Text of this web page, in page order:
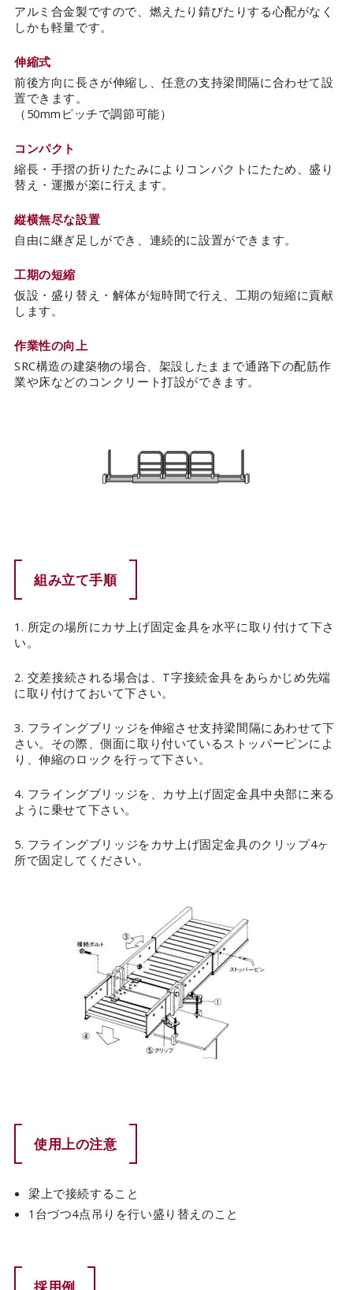
アルミ合金製ですので、燃えたり錆びたりする心配がなく
しかも軽量です。
伸縮式
前後方向に長さが伸縮し、任意の支持梁間隔に合わせて設
置できます。
（50mmピッチで調節可能）
コンパクト
縮長・手摺の折りたたみによりコンパクトにたため、盛り
替え・運搬が楽に行えます。
縦横無尽な設置
自由に継ぎ足しができ、連続的に設置ができます。
工期の短縮
仮設・盛り替え・解体が短時間で行え、工期の短縮に貢献
します。
作業性の向上
SRC構造の建築物の場合、架設したままで通路下の配筋作
業や床などのコンクリート打設ができます。
組み立て手順
1. 所定の場所にカサ上げ固定金具を水平に取り付けて下さ
い。
2. 交差接続される場合は、T字接続金具をあらかじめ先端
に取り付けておいて下さい。
3. フライングブリッジを伸縮させ支持梁間隔にあわせて下
さい。その際、側面に取り付いているストッパーピンによ
り、伸縮のロックを行って下さい。
4. フライングブリッジを、カサ上げ固定金具中央部に来る
ように乗せて下さい。
5. フライングブリッジをカサ上げ固定金具のクリップ4ヶ
所で固定してください。
使用上の注意
梁上で接続すること
1台づつ4点吊りを行い盛り替えのこと